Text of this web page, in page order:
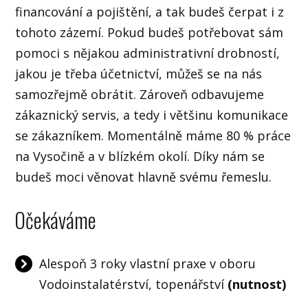
financování a pojištění, a tak budeš čerpat i z
tohoto zázemí. Pokud budeš potřebovat sám
pomoci s nějakou administrativní drobností,
jakou je třeba účetnictví, můžeš se na nás
samozřejmě obrátit. Zároveň odbavujeme
zákaznický servis, a tedy i většinu komunikace
se zákazníkem. Momentálně máme 80 % práce
na Vysočině a v blízkém okolí. Díky nám se
budeš moci věnovat hlavně svému řemeslu.
Očekáváme
Alespoň 3 roky vlastní praxe v oboru
Vodoinstalatérství, topenářství (nutnost)